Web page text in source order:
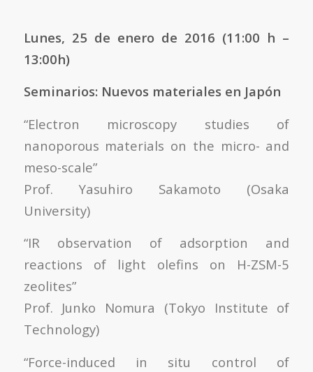
Lunes, 25 de enero de 2016 (11:00 h –
13:00h)
Seminarios: Nuevos materiales en Japón
“Electron microscopy studies of
nanoporous materials on the micro- and
meso-scale”
Prof. Yasuhiro Sakamoto (Osaka
University)
“IR observation of adsorption and
reactions of light olefins on H-ZSM-5
zeolites”
Prof. Junko Nomura (Tokyo Institute of
Technology)
“Force-induced in situ control of